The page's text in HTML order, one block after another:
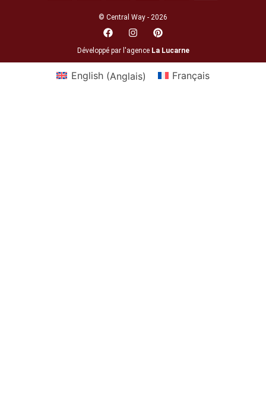
© Central Way - 2026
Développé par l'agence La Lucarne
English(Anglais) Français